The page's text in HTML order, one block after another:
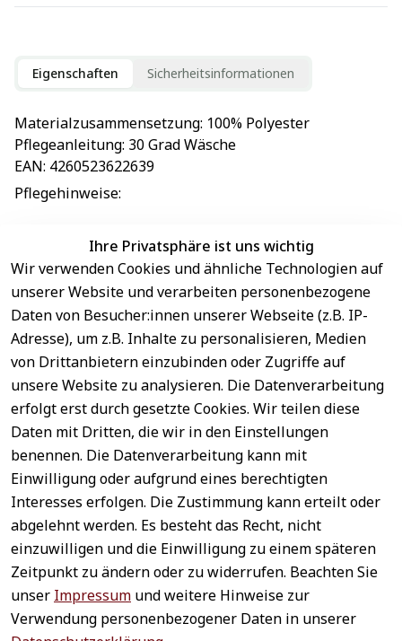
Eigenschaften Sicherheitsinformationen
Materialzusammensetzung: 100% Polyester
Pflegeanleitung: 30 Grad Wäsche
EAN: 4260523622639
Pflegehinweise:
EU-Verantwortliche Person - klicken Sie für Details
Ihre Privatsphäre ist uns wichtig
Wir verwenden Cookies und ähnliche Technologien auf
unserer Website und verarbeiten personenbezogene
Daten von Besucher:innen unserer Webseite (z.B. IP-
Adresse), um z.B. Inhalte zu personalisieren, Medien
von Drittanbietern einzubinden oder Zugriffe auf
unsere Website zu analysieren. Die Datenverarbeitung
erfolgt erst durch gesetzte Cookies. Wir teilen diese
Daten mit Dritten, die wir in den Einstellungen
benennen. Die Datenverarbeitung kann mit
Einwilligung oder aufgrund eines berechtigten
Interesses erfolgen. Die Zustimmung kann erteilt oder
abgelehnt werden. Es besteht das Recht, nicht
einzuwilligen und die Einwilligung zu einem späteren
Zeitpunkt zu ändern oder zu widerrufen. Beachten Sie
unser Impressum und weitere Hinweise zur
Verwendung personenbezogener Daten in unserer
Rechtliches
AGB
Impressum
Datenschutz
Widerrufsrecht
Widerrufsform
ular
Service
Kontakt
Registrieren
Zahlung &
Versand
Newsletter
abonnieren
Sichere
Zahlungsar
ten
Schneller
Versand